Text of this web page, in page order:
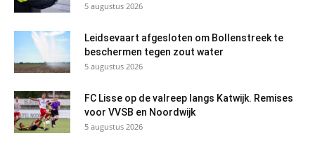
5 augustus 2026
Leidsevaart afgesloten om Bollenstreek te
beschermen tegen zout water
5 augustus 2026
FC Lisse op de valreep langs Katwijk. Remises
voor VVSB en Noordwijk
5 augustus 2026